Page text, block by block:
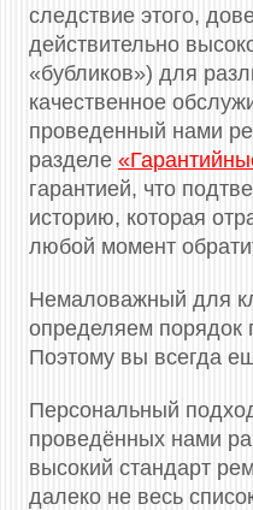
следствие этого,
действительно
«бубликов») для
качественное
проведенный нами
разделе
гарантией, что
историю, которая
любой момент
Немаловажный для
определяем порядок
Поэтому вы всегда
Персональный
проведённых нами
высокий стандарт
далеко не весь